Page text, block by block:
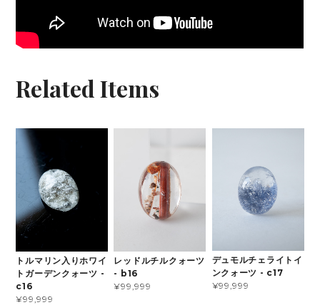
Related Items
トルマリン入りホワイ
トガーデンクォーツ -
c16
¥99,999
レッドルチルクォーツ
- b16
¥99,999
デュモルチェライトイ
ンクォーツ - c17
¥99,999